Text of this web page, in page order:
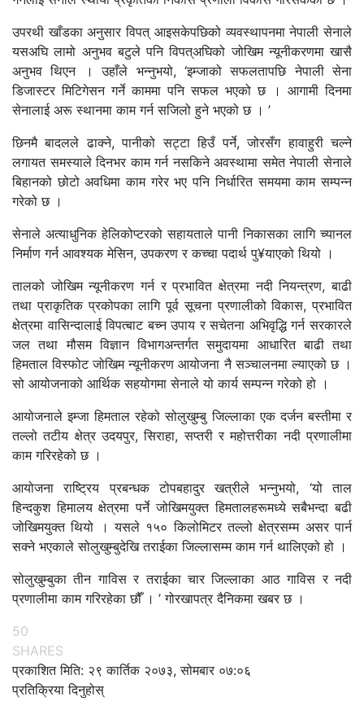
उपरथी खाँडका अनुसार विपत् आइसकेपछिको व्यवस्थापनमा नेपाली सेनाले
यसअघि लामो अनुभव बटुले पनि विपत्अघिको जोखिम न्यूनीकरणमा खासै
अनुभव थिएन । उहाँले भन्नुभयो, ‘इम्जाको सफलतापछि नेपाली सेना
डिजास्टर मिटिगेसन गर्ने काममा पनि सफल भएको छ । आगामी दिनमा
सेनालाई अरू स्थानमा काम गर्न सजिलो हुने भएको छ । ’
छिनमै बादलले ढाक्ने, पानीको सट्टा हिउँ पर्ने, जोरसँग हावाहुरी चल्ने
लगायत समस्याले दिनभर काम गर्न नसकिने अवस्थामा समेत नेपाली सेनाले
बिहानको छोटो अवधिमा काम गरेर भए पनि निर्धारित समयमा काम सम्पन्न
गरेको छ ।
सेनाले अत्याधुनिक हेलिकोप्टरको सहायताले पानी निकासका लागि च्यानल
निर्माण गर्न आवश्यक मेसिन, उपकरण र कच्चा पदार्थ पु¥याएको थियो ।
तालको जोखिम न्यूनीकरण गर्न र प्रभावित क्षेत्रमा नदी नियन्त्रण, बाढी
तथा प्राकृतिक प्रकोपका लागि पूर्व सूचना प्रणालीको विकास, प्रभावित
क्षेत्रमा वासिन्दालाई विपत्बाट बच्न उपाय र सचेतना अभिवृद्धि गर्न सरकारले
जल तथा मौसम विज्ञान विभागअन्तर्गत समुदायमा आधारित बाढी तथा
हिमताल विस्फोट जोखिम न्यूनीकरण आयोजना नै सञ्चालनमा ल्याएको छ ।
सो आयोजनाको आर्थिक सहयोगमा सेनाले यो कार्य सम्पन्न गरेको हो ।
आयोजनाले इम्जा हिमताल रहेको सोलुखुम्बु जिल्लाका एक दर्जन बस्तीमा र
तल्लो तटीय क्षेत्र उदयपुर, सिराहा, सप्तरी र महोत्तरीका नदी प्रणालीमा
काम गरिरहेको छ ।
आयोजना राष्ट्रिय प्रबन्धक टोपबहादुर खत्रीले भन्नुभयो, ‘यो ताल
हिन्दकुश हिमालय क्षेत्रमा पर्ने जोखिमयुक्त हिमतालहरूमध्ये सबैभन्दा बढी
जोखिमयुक्त थियो । यसले १५० किलोमिटर तल्लो क्षेत्रसम्म असर पार्न
सक्ने भएकाले सोलुखुम्बुदेखि तराईका जिल्लासम्म काम गर्न थालिएको हो ।
सोलुखुम्बुका तीन गाविस र तराईका चार जिल्लाका आठ गाविस र नदी
प्रणालीमा काम गरिरहेका छौँ । ’ गोरखापत्र दैनिकमा खबर छ ।
50
SHARES
प्रकाशित मिति: २९ कार्तिक २०७३, सोमबार ०७:०६
प्रतिक्रिया दिनुहोस्